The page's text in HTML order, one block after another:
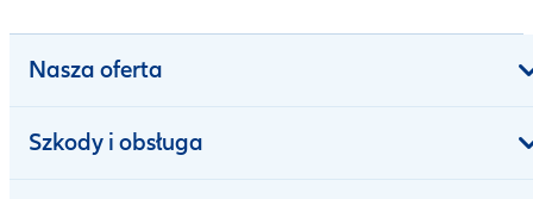
Nasza oferta
Szkody i obsługa